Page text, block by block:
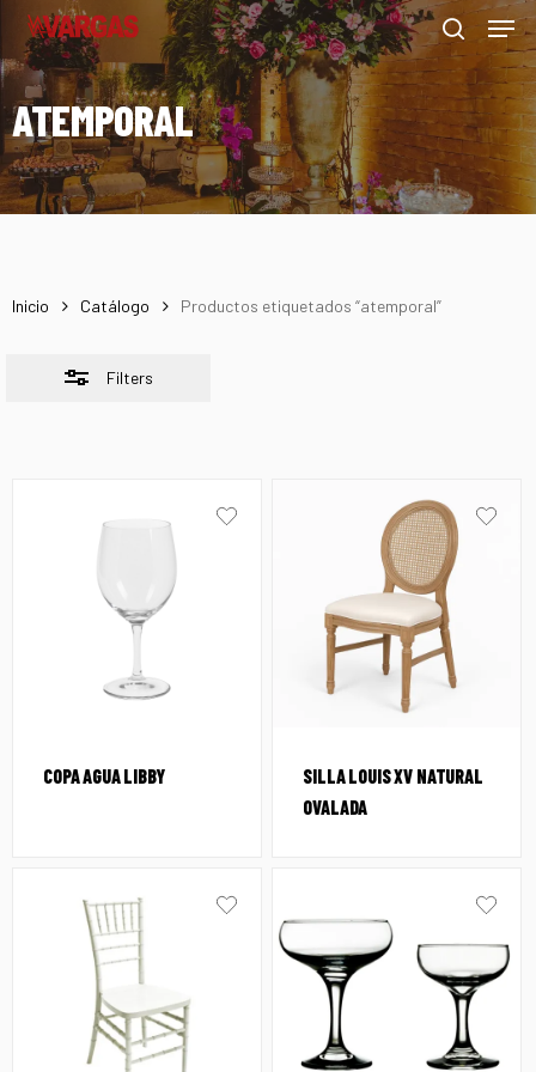
Skip
main
content
search
Menu
ATEMPORAL
Inicio Catálogo Productos etiquetados “atemporal”
Filters
Close
Filters
COPA AGUA LIBBY
SILLA LOUIS XV NATURAL
OVALADA
Menu